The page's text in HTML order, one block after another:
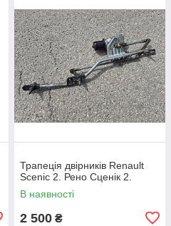
Трапеція двірників Renault
Scenic 2. Рено Сценік 2.
В наявності
2 500 ₴